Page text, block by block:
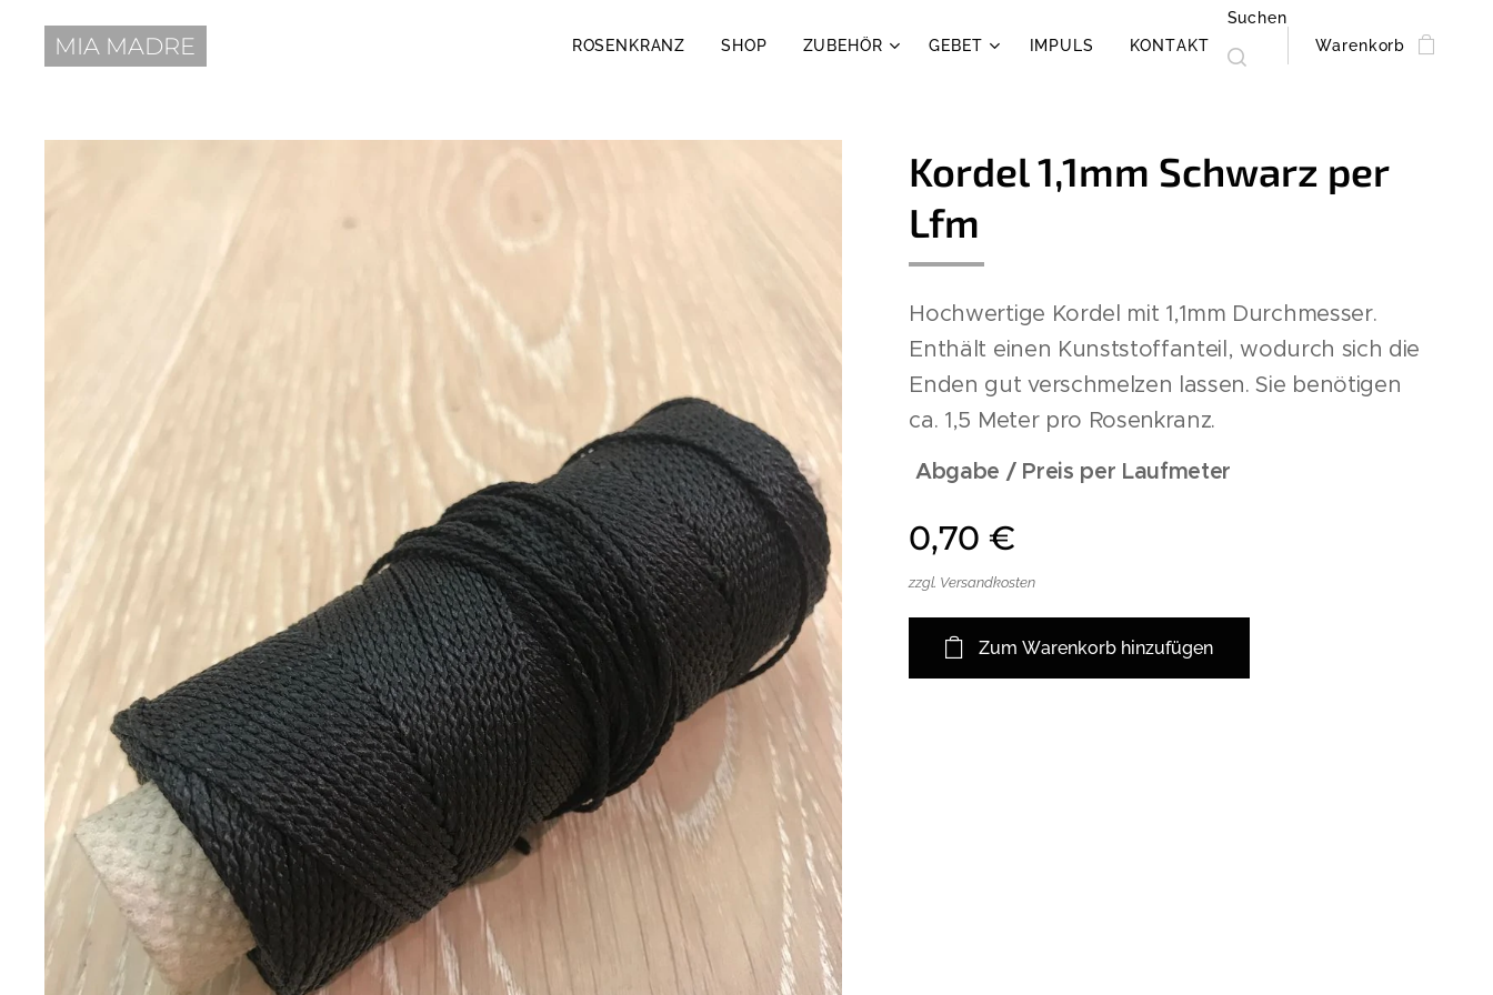
MIA MADRE ROSENKRANZ SHOP ZUBEHÖR GEBET IMPULS KONTAKT
Suchen
Warenkorb
Kordel 1,1mm Schwarz per
Lfm
Hochwertige Kordel mit 1,1mm Durchmesser.
Enthält einen Kunststoffanteil, wodurch sich die
Enden gut verschmelzen lassen. Sie benötigen
ca. 1,5 Meter pro Rosenkranz.
Abgabe / Preis per Laufmeter
0,70 €
zzgl. Versandkosten
Zum Warenkorb hinzufügen